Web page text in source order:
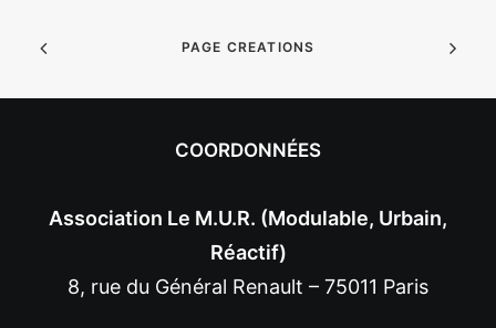
PAGE CREATIONS
COORDONNÉES
Association Le M.U.R. (Modulable, Urbain,
Réactif)
8, rue du Général Renault – 75011 Paris